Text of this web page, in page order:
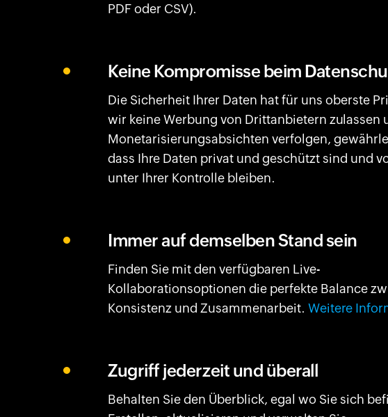
PDF oder CSV).
Keine Kompromisse beim
Die Sicherheit Ihrer Daten hat für uns oberste
wir keine Werbung von Drittanbietern zulassen
Monetarisierungsabsichten verfolgen,
dass Ihre Daten privat und geschützt sind und
unter Ihrer Kontrolle bleiben.
Immer auf demselben Stand sein
Finden Sie mit den verfügbaren Live-
Kollaborationsoptionen die perfekte Balance
Konsistenz und Zusammenarbeit.Weitere
Zugriff jederzeit und überall
Behalten Sie den Überblick, egal wo Sie sich